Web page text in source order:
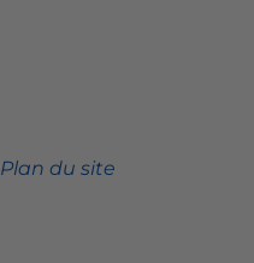
Plan du site